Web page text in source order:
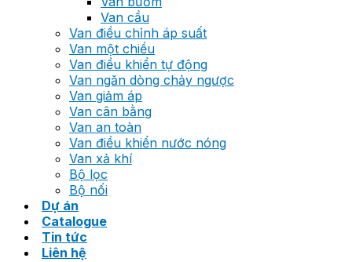
Van cầu
Van điều chỉnh áp suất
Van một chiều
Van điều khiển tự động
Van ngăn dòng chảy ngược
Van giảm áp
Van cân bằng
Van an toàn
Van điều khiển nước nóng
Van xả khí
Bộ lọc
Bộ nối
Dự án
Catalogue
Tin tức
Liên hệ